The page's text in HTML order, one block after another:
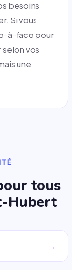
besoins
Si vous
à-face pour
vos
une
tous
Hubert
→